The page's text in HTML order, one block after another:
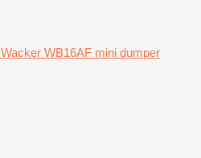
Wacker WB16AF mini dumper